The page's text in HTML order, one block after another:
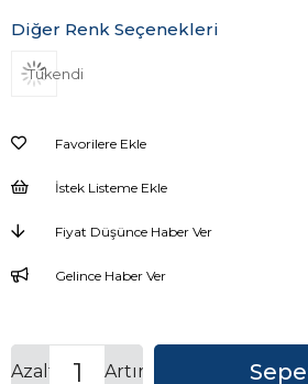
Diğer Renk Seçenekleri
Tükendi
Favorilere Ekle
İstek Listeme Ekle
Fiyat Düşünce Haber Ver
Gelince Haber Ver
Artır
Azalt